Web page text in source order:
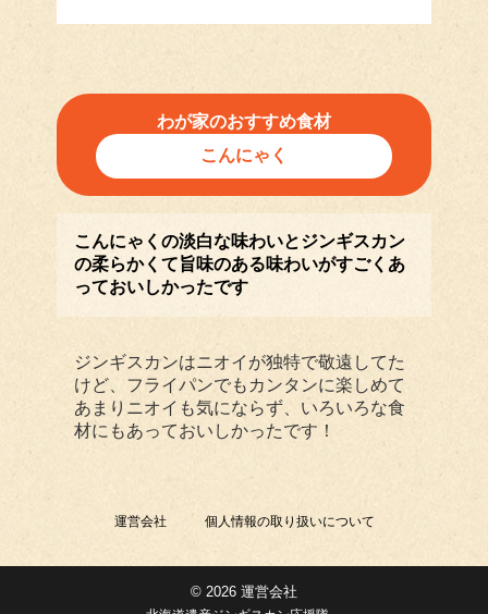
わが家のおすすめ食材
こんにゃく
こんにゃくの淡白な味わいとジンギスカン
の柔らかくて旨味のある味わいがすごくあ
っておいしかったです
ジンギスカンはニオイが独特で敬遠してた
けど、フライパンでもカンタンに楽しめて
あまりニオイも気にならず、いろいろな食
材にもあっておいしかったです！
運営会社 個人情報の取り扱いについて
© 2026 運営会社